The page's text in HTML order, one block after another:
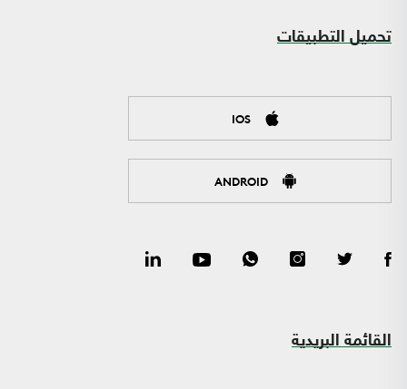
تحميل التطبيقات
IOS
ANDROID
القائمة البريدية